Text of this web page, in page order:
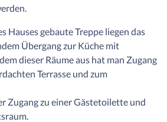
Hauses gebaute Treppe liegen das
Übergang zur Küche mit
dieser Räume aus hat man Zugang
Terrasse und zum
Zugang zu einer Gästetoilette und